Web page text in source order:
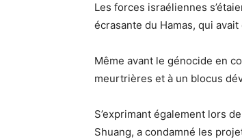
Les forces israéliennes
écrasante du Hamas, qui
Même avant le génocide en
meurtrières et à un blocus
S’exprimant également lors
Shuang, a condamné les